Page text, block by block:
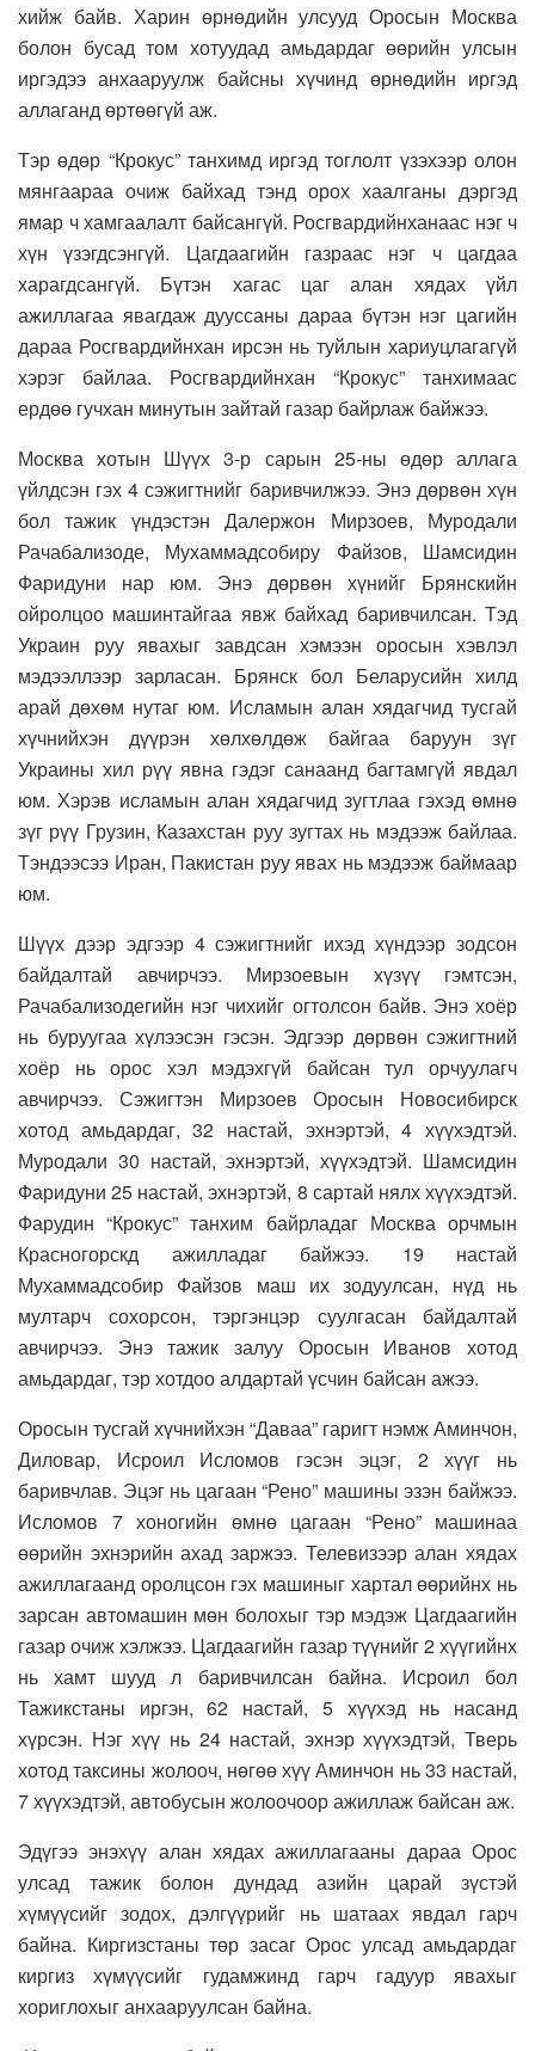
хийж байв. Харин өрнөдийн улсууд Оросын Москва
болон бусад том хотуудад амьдардаг өөрийн улсын
иргэдээ анхааруулж байсны хүчинд өрнөдийн иргэд
аллаганд өртөөгүй аж.
Тэр өдөр “Крокус” танхимд иргэд тоглолт үзэхээр олон
мянгаараа очиж байхад тэнд орох хаалганы дэргэд
ямар ч хамгаалалт байсангүй. Росгвардийнханаас нэг ч
хүн үзэгдсэнгүй. Цагдаагийн газраас нэг ч цагдаа
харагдсангүй. Бүтэн хагас цаг алан хядах үйл
ажиллагаа явагдаж дууссаны дараа бүтэн нэг цагийн
дараа Росгвардийнхан ирсэн нь туйлын хариуцлагагүй
хэрэг байлаа. Росгвардийнхан “Крокус” танхимаас
ердөө гучхан минутын зайтай газар байрлаж байжээ.
Москва хотын Шүүх 3-р сарын 25-ны өдөр аллага
үйлдсэн гэх 4 сэжигтнийг баривчилжээ. Энэ дөрвөн хүн
бол тажик үндэстэн Далержон Мирзоев, Муродали
Рачабализоде, Мухаммадсобиру Файзов, Шамсидин
Фаридуни нар юм. Энэ дөрвөн хүнийг Брянскийн
ойролцоо машинтайгаа явж байхад баривчилсан. Тэд
Украин руу явахыг завдсан хэмээн оросын хэвлэл
мэдээллээр зарласан. Брянск бол Беларусийн хилд
арай дөхөм нутаг юм. Исламын алан хядагчид тусгай
хүчнийхэн дүүрэн хөлхөлдөж байгаа баруун зүг
Украины хил рүү явна гэдэг санаанд багтамгүй явдал
юм. Хэрэв исламын алан хядагчид зугтлаа гэхэд өмнө
зүг рүү Грузин, Казахстан руу зугтах нь мэдээж байлаа.
Тэндээсээ Иран, Пакистан руу явах нь мэдээж баймаар
юм.
Шүүх дээр эдгээр 4 сэжигтнийг ихэд хүндээр зодсон
байдалтай авчирчээ. Мирзоевын хүзүү гэмтсэн,
Рачабализодегийн нэг чихийг огтолсон байв. Энэ хоёр
нь буруугаа хүлээсэн гэсэн. Эдгээр дөрвөн сэжигтний
хоёр нь орос хэл мэдэхгүй байсан тул орчуулагч
авчирчээ. Сэжигтэн Мирзоев Оросын Новосибирск
хотод амьдардаг, 32 настай, эхнэртэй, 4 хүүхэдтэй.
Муродали 30 настай, эхнэртэй, хүүхэдтэй. Шамсидин
Фаридуни 25 настай, эхнэртэй, 8 сартай нялх хүүхэдтэй.
Фарудин “Крокус” танхим байрладаг Москва орчмын
Красногорскд ажилладаг байжээ. 19 настай
Мухаммадсобир Файзов маш их зодуулсан, нүд нь
мултарч сохорсон, тэргэнцэр суулгасан байдалтай
авчирчээ. Энэ тажик залуу Оросын Иванов хотод
амьдардаг, тэр хотдоо алдартай үсчин байсан ажээ.
Оросын тусгай хүчнийхэн “Даваа” гаригт нэмж Аминчон,
Диловар, Исроил Исломов гэсэн эцэг, 2 хүүг нь
баривчлав. Эцэг нь цагаан “Рено” машины эзэн байжээ.
Исломов 7 хоногийн өмнө цагаан “Рено” машинаа
өөрийн эхнэрийн ахад заржээ. Телевизээр алан хядах
ажиллагаанд оролцсон гэх машиныг хартал өөрийнх нь
зарсан автомашин мөн болохыг тэр мэдэж Цагдаагийн
газар очиж хэлжээ. Цагдаагийн газар түүнийг 2 хүүгийнх
нь хамт шууд л баривчилсан байна. Исроил бол
Тажикстаны иргэн, 62 настай, 5 хүүхэд нь насанд
хүрсэн. Нэг хүү нь 24 настай, эхнэр хүүхэдтэй, Тверь
хотод таксины жолооч, нөгөө хүү Аминчон нь 33 настай,
7 хүүхэдтэй, автобусын жолоочоор ажиллаж байсан аж.
Эдүгээ энэхүү алан хядах ажиллагааны дараа Орос
улсад тажик болон дундад азийн царай зүстэй
хүмүүсийг зодох, дэлгүүрийг нь шатаах явдал гарч
байна. Киргизстаны төр засаг Орос улсад амьдардаг
киргиз хүмүүсийг гудамжинд гарч гадуур явахыг
хориглохыг анхааруулсан байна.